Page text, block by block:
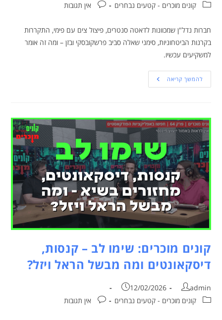
קונים מוכרים - קטעים נבחרים
אין תגובות
חברות נדל"ן שמכוונות לדאטה סנטרים, פיצול צים עם פימי, התקררות
בקרנות הביטחוניות, סימני שאלה סביב פרשקובסקי ובזן – ומה זה אומר
למשקיעים עכשיו.
להמשך קריאה
קונים מוכרים: שימו לב – קנסות,
דיסקאונטים ומה מבשל הראל ויזל?
admin
12/02/2026
קונים מוכרים - קטעים נבחרים
אין תגובות